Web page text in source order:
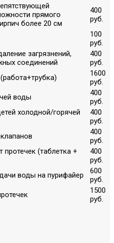
прямого
более 20 см
400
руб.
100
руб.
загрязнений,
соединений
400
руб.
1600
руб.
воды
400
руб.
холодной/горячей
400
руб.
400
руб.
протечек (таблетка +
400
руб.
воды на пурифайер
600
руб.
1500
руб.